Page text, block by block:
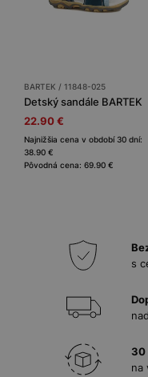
BARTEK / 11848-025
Detský sandále BARTEK
22.90 €
Najnižšia cena v období 30 dní:
38.90 €
Pôvodná cena: 69.90 €
s
30
na